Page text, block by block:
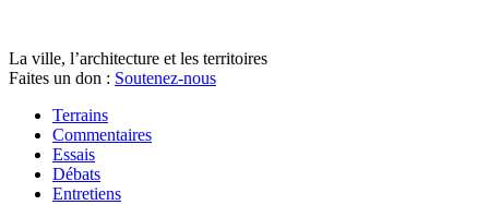
La ville, l’architecture et les territoires
Faites un don : Soutenez-nous
Terrains
Commentaires
Essais
Débats
Entretiens